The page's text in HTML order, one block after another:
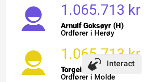
Interact
1.065.713 kr
Arnulf Goksøyr (H)
Ordfører i Herøy
1.065.713 kr
Torgeir Dahl (H)
Ordfører i Molde